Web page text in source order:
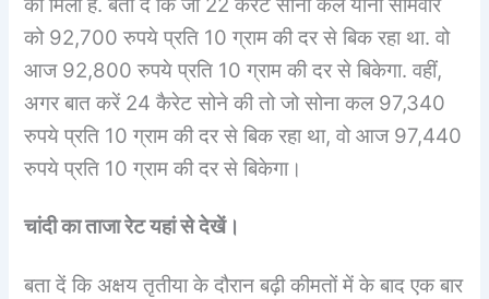
को 92,700 रुपये प्रति 10 ग्राम की दर से बिक रहा था. वो
आज 92,800 रुपये प्रति 10 ग्राम की दर से बिकेगा. वहीं,
अगर बात करें 24 कैरेट सोने की तो जो सोना कल 97,340
रुपये प्रति 10 ग्राम की दर से बिक रहा था, वो आज 97,440
रुपये प्रति 10 ग्राम की दर से बिकेगा।
चांदी का ताजा रेट यहां से देखें।
बता दें कि अक्षय तृतीया के दौरान बढ़ी कीमतों में के बाद एक बार